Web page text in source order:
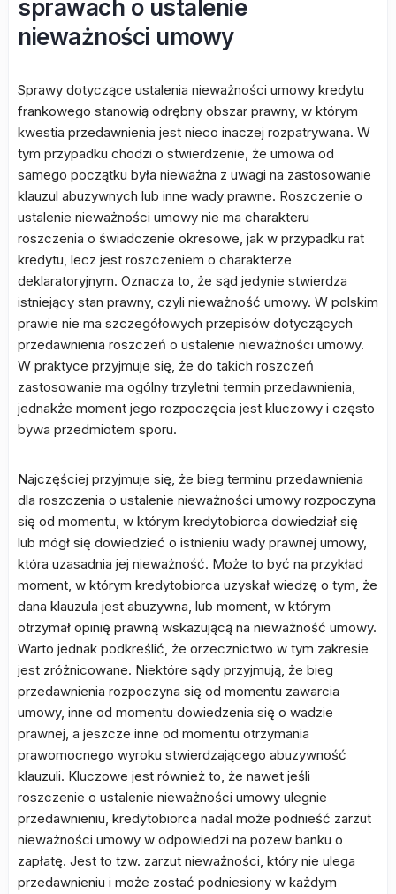
sprawach o ustalenie
nieważności umowy
Sprawy dotyczące ustalenia nieważności umowy kredytu
frankowego stanowią odrębny obszar prawny, w którym
kwestia przedawnienia jest nieco inaczej rozpatrywana. W
tym przypadku chodzi o stwierdzenie, że umowa od
samego początku była nieważna z uwagi na zastosowanie
klauzul abuzywnych lub inne wady prawne. Roszczenie o
ustalenie nieważności umowy nie ma charakteru
roszczenia o świadczenie okresowe, jak w przypadku rat
kredytu, lecz jest roszczeniem o charakterze
deklaratoryjnym. Oznacza to, że sąd jedynie stwierdza
istniejący stan prawny, czyli nieważność umowy. W polskim
prawie nie ma szczegółowych przepisów dotyczących
przedawnienia roszczeń o ustalenie nieważności umowy.
W praktyce przyjmuje się, że do takich roszczeń
zastosowanie ma ogólny trzyletni termin przedawnienia,
jednakże moment jego rozpoczęcia jest kluczowy i często
bywa przedmiotem sporu.
Najczęściej przyjmuje się, że bieg terminu przedawnienia
dla roszczenia o ustalenie nieważności umowy rozpoczyna
się od momentu, w którym kredytobiorca dowiedział się
lub mógł się dowiedzieć o istnieniu wady prawnej umowy,
która uzasadnia jej nieważność. Może to być na przykład
moment, w którym kredytobiorca uzyskał wiedzę o tym, że
dana klauzula jest abuzywna, lub moment, w którym
otrzymał opinię prawną wskazującą na nieważność umowy.
Warto jednak podkreślić, że orzecznictwo w tym zakresie
jest zróżnicowane. Niektóre sądy przyjmują, że bieg
przedawnienia rozpoczyna się od momentu zawarcia
umowy, inne od momentu dowiedzenia się o wadzie
prawnej, a jeszcze inne od momentu otrzymania
prawomocnego wyroku stwierdzającego abuzywność
klauzuli. Kluczowe jest również to, że nawet jeśli
roszczenie o ustalenie nieważności umowy ulegnie
przedawnieniu, kredytobiorca nadal może podnieść zarzut
nieważności umowy w odpowiedzi na pozew banku o
zapłatę. Jest to tzw. zarzut nieważności, który nie ulega
przedawnieniu i może zostać podniesiony w każdym